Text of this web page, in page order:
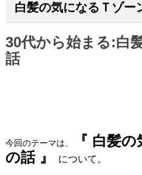
白髪の気になるＴゾー
30代から始まる:白
話
今回のテーマは、
『 白髪
の話 』
について。